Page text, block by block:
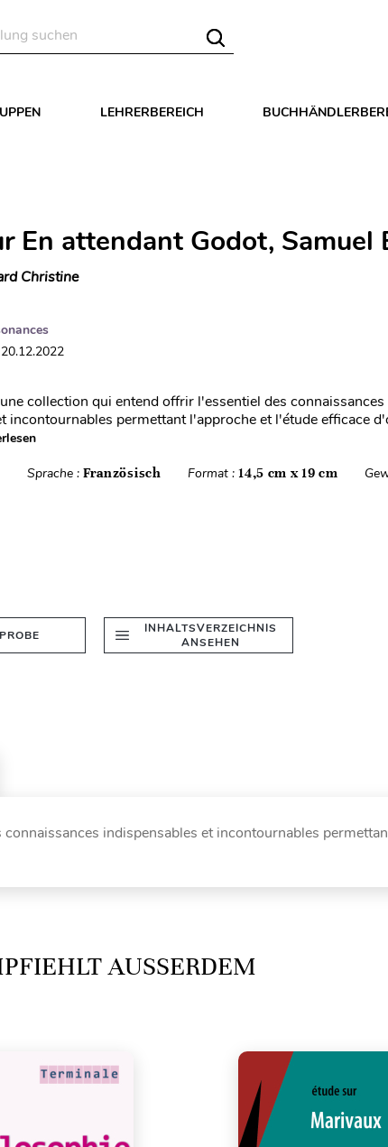
LEHRERBEREICH
En attendant Godot, Samuel
Christine
collection qui entend offrir l'essentiel des connaissances
incontournables permettant l'approche et l'étude efficace
Sprache : Französisch Format :14,5 cm x 19 cm
INHALTSVERZEICHNIS
ANSEHEN
indispensables et incontournables
AUSSERDEM